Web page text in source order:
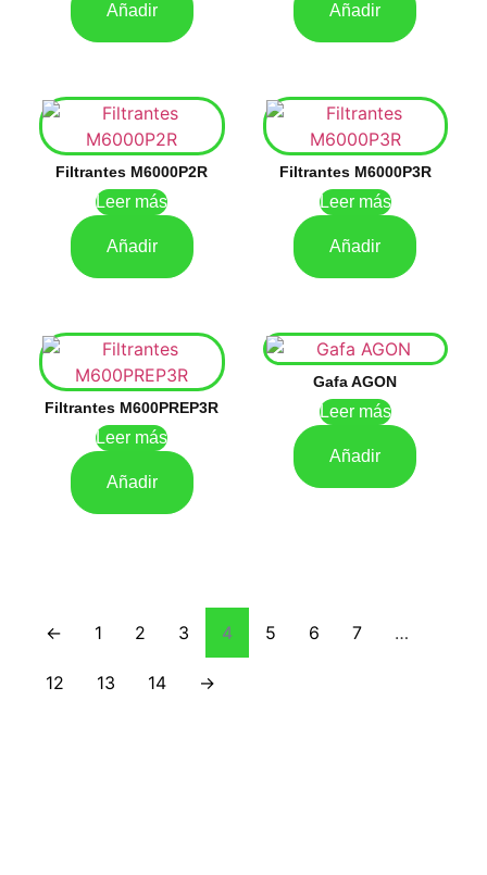
Añadir Añadir
Filtrantes M6000P2R
Leer más
Añadir
Filtrantes M6000P3R
Leer más
Añadir
Filtrantes M600PREP3R
Leer más
Añadir
Gafa AGON
Leer más
Añadir
← 1 2 3 4 5 6 7 …
12 13 14 →